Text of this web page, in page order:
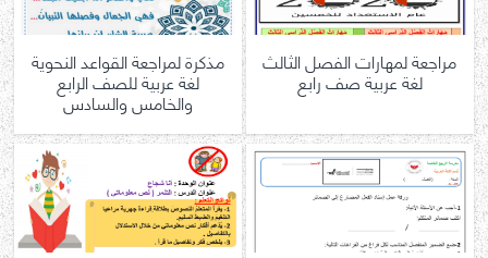
مراجعة لمهارات الفصل الثالث
لغة عربية صف رابع
مذكرة لمراجعة القواعد النحوية
لغة عربية للصف الرابع
والخامس والسادس